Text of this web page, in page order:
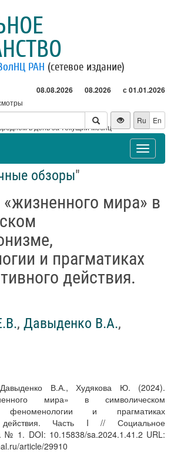
РАН (сетевое издание)
08.08.2026 08.2026 с 01.01.2026
в день за текущий месяц
Ru En
Toggle
обзоры"
мира» в
и прагматиках
действия.
, Давыденко В.А.,
В.А., Худякова Ю. (2024).
мира» в символическом
феноменологии и прагматиках
действия. Часть I // Социальное
№ 1. DOI: 10.15838/sa.2024.1.41.2 URL:
article/29910